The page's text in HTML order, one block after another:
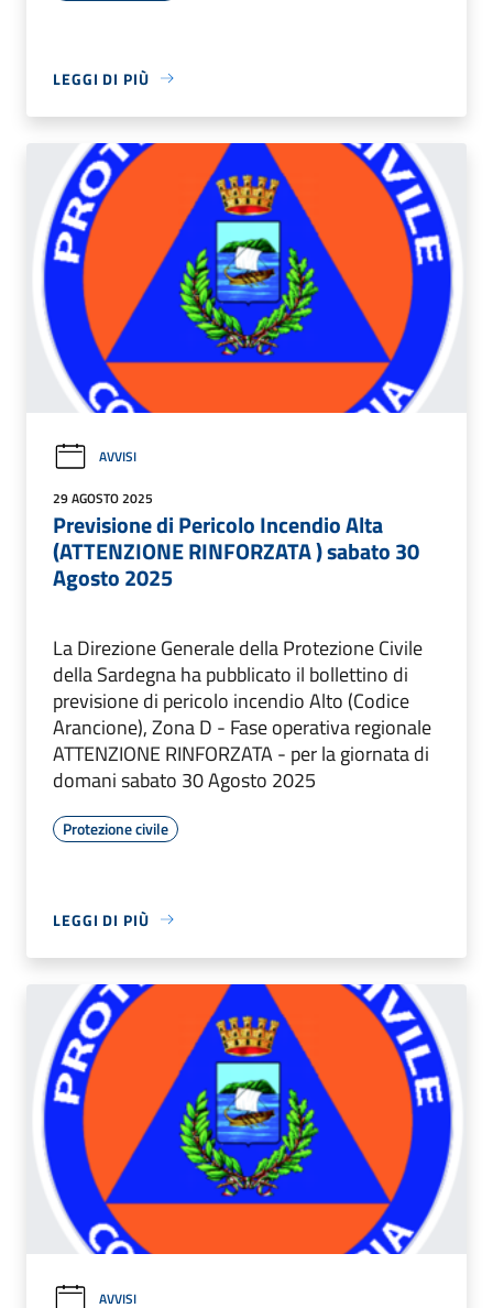
LEGGI DI PIÙ
AVVISI
29 AGOSTO 2025
Previsione di Pericolo Incendio Alta
(ATTENZIONE RINFORZATA ) sabato 30
Agosto 2025
La Direzione Generale della Protezione Civile
della Sardegna ha pubblicato il bollettino di
previsione di pericolo incendio Alto (Codice
Arancione), Zona D - Fase operativa regionale
ATTENZIONE RINFORZATA - per la giornata di
domani sabato 30 Agosto 2025
Protezione civile
LEGGI DI PIÙ
AVVISI